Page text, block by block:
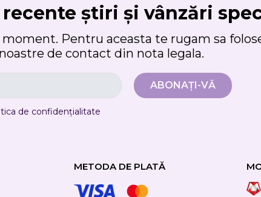
știri și vânzări
Pentru aceasta te rugam sa
de contact din nota legala.
de confidențialitate
METODA DE PLATĂ